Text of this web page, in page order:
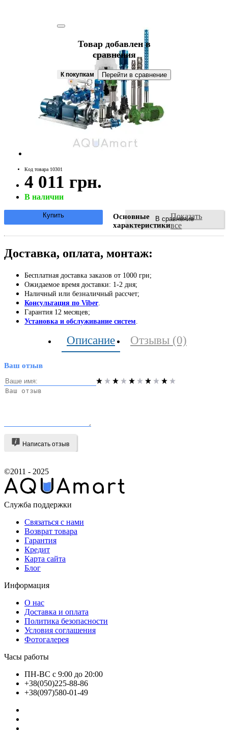
Код товара 10301
4 011 грн.
В наличии
В сравнение
Купить
Основные
характеристики
Показать
все
Доставка, оплата, монтаж:
Бесплатная доставка заказов от 1000 грн;
Ожидаемое время доставки: 1-2 дня;
Наличный или безналичный рассчет;
Консультация по Viber
Гарантия 12 месяцев;
Установка и обслуживание систем
Описание Отзывы (0)
Ваш отзыв
Написать отзыв
©2011 - 2025
Служба поддержки
Связаться с нами
Возврат товара
Гарантия
Кредит
Карта сайта
Блог
Информация
О нас
Доставка и оплата
Политика безопасности
Условия соглашения
Фотогалерея
Часы работы
ПН-ВС с 9:00 до 20:00
+38(050)225-88-86
+38(097)580-01-49
Товар добавлен в
сравнения
К покупкам Перейти в сравнение